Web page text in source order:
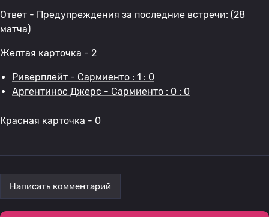
Ответ - Предупреждения за последние встречи: (28
матча)
Желтая карточка - 2
Риверплейт - Сармиенто : 1 : 0
Аргентинос Джерс - Сармиенто : 0 : 0
Красная карточка - 0
Написать комментарий